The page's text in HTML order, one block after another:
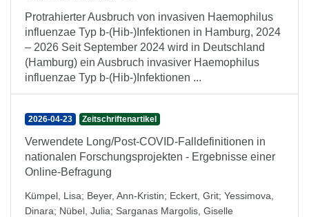
Protrahierter Ausbruch von invasiven Haemophilus
influenzae Typ b-(Hib-)Infektionen in Hamburg, 2024
– 2026 Seit September 2024 wird in Deutschland
(Hamburg) ein Ausbruch invasiver Haemophilus
influenzae Typ b-(Hib-)Infektionen ...
2026-04-23 Zeitschriftenartikel
Verwendete Long/Post-COVID-Falldefinitionen in
nationalen Forschungsprojekten - Ergebnisse einer
Online-Befragung
Kümpel, Lisa; Beyer, Ann-Kristin; Eckert, Grit; Yessimova,
Dinara; Nübel, Julia; Sarganas Margolis, Giselle